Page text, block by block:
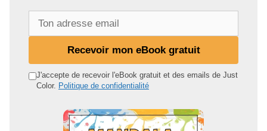
d
Recevoir mon eBook gratuit
J'accepte de recevoir l'eBook gratuit et des emails de Just
Color. Politique de confidentialité